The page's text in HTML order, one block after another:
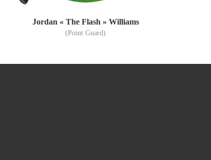
Jordan « The Flash » Williams
(Point Guard)